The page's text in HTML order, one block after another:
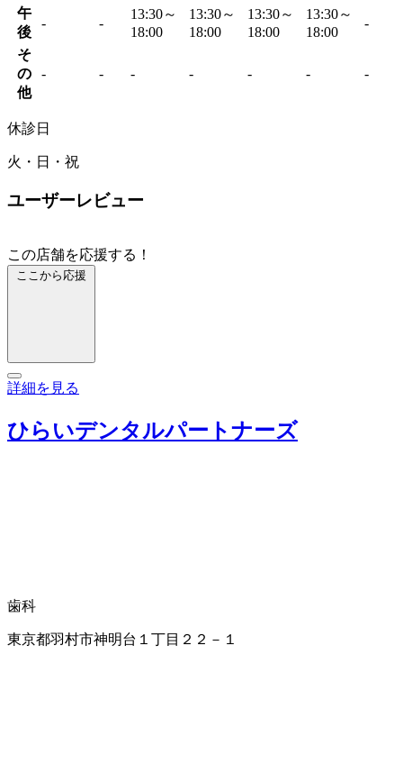
午
後
- -
13:30～
18:00
13:30～
18:00
13:30～
18:00
13:30～
18:00
-
そ
の
他
- - - - - - -
休診日
火・日・祝
ユーザーレビュー
この店舗を応援する！
ここから応援
詳細を見る
ひらいデンタルパートナーズ
歯科
東京都羽村市神明台１丁目２２－１